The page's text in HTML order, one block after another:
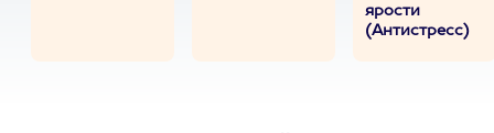
ярости
(Антистресс)